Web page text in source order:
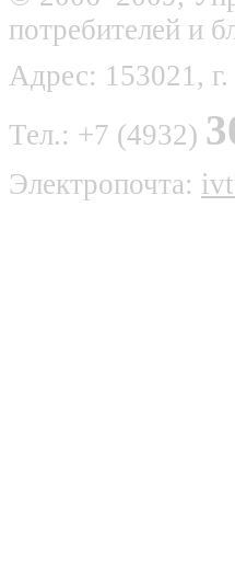
потребителей и
Адрес: 153021,
Тел.: +7 (4932)
Электропочта: